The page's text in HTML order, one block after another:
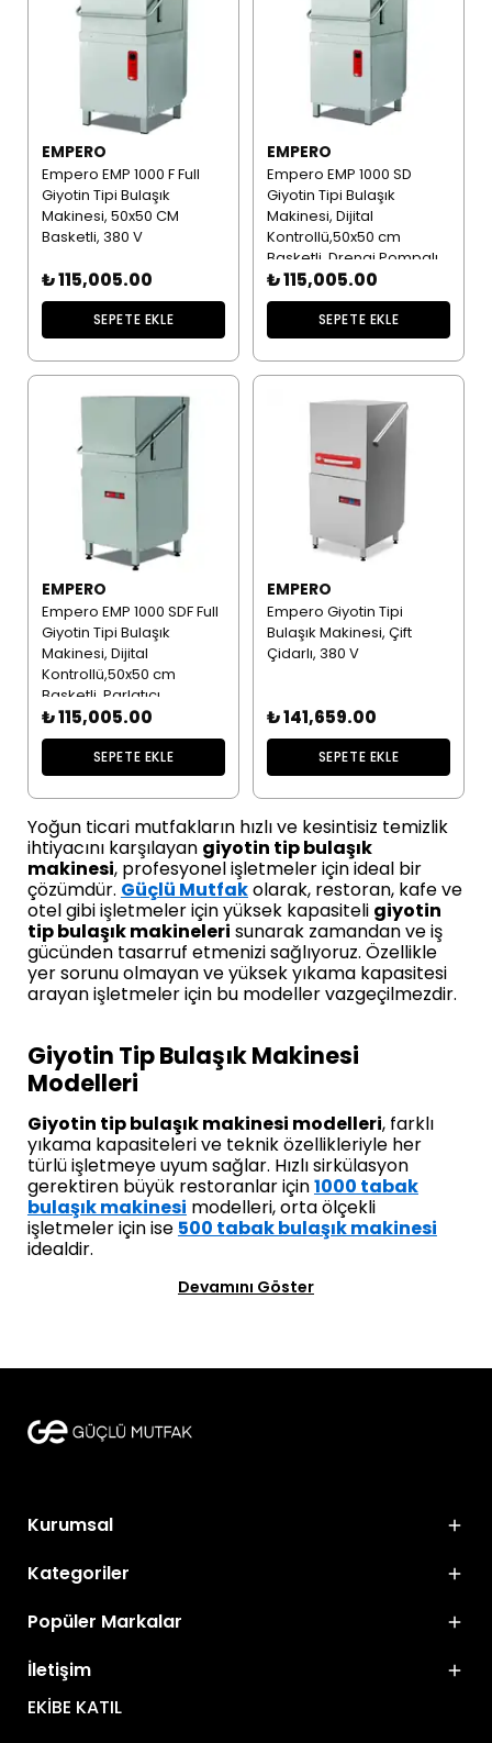
EMPERO
Empero EMP 1000 F Full
Giyotin Tipi Bulaşık
Makinesi, 50x50 CM
Basketli, 380 V
₺ 115,005.00
SEPETE EKLE
EMPERO
Empero EMP 1000 SD
Giyotin Tipi Bulaşık
Makinesi, Dijital
Kontrollü,50x50 cm
Basketli, Drenaj Pompalı,
380 V
₺ 115,005.00
SEPETE EKLE
EMPERO
Empero EMP 1000 SDF Full
Giyotin Tipi Bulaşık
Makinesi, Dijital
Kontrollü,50x50 cm
Basketli, Parlatıcı
Deterjan, Drenaj Pompalı,
380 V
₺ 115,005.00
SEPETE EKLE
EMPERO
Empero Giyotin Tipi
Bulaşık Makinesi, Çift
Çidarlı, 380 V
₺ 141,659.00
SEPETE EKLE
Yoğun ticari mutfakların hızlı ve kesintisiz temizlik
ihtiyacını karşılayan giyotin tip bulaşık
makinesi, profesyonel işletmeler için ideal bir
çözümdür. Güçlü Mutfakolarak, restoran, kafe ve
otel gibi işletmeler için yüksek kapasiteli giyotin
tip bulaşık makineleri sunarak zamandan ve iş
gücünden tasarruf etmenizi sağlıyoruz. Özellikle
yer sorunu olmayan ve yüksek yıkama kapasitesi
arayan işletmeler için bu modeller vazgeçilmezdir.
Giyotin Tip Bulaşık Makinesi
Modelleri
Giyotin tip bulaşık makinesi modelleri, farklı
yıkama kapasiteleri ve teknik özellikleriyle her
türlü işletmeye uyum sağlar. Hızlı sirkülasyon
gerektiren büyük restoranlar için1000 tabak
bulaşık makinesi modelleri, orta ölçekli
işletmeler için ise 500 tabak bulaşık makinesi
idealdir.
Devamını Göster
Kurumsal
Kategoriler
Popüler Markalar
İletişim
EKİBE KATIL